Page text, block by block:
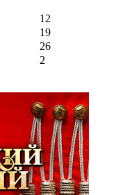
12
19
26
2